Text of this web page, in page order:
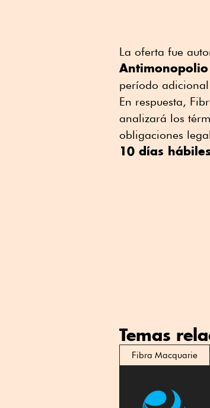
La oferta fue
Antimonopolio
período
En respuesta,
analizará los
obligaciones
10 días
Temas
Fibra Macquarie